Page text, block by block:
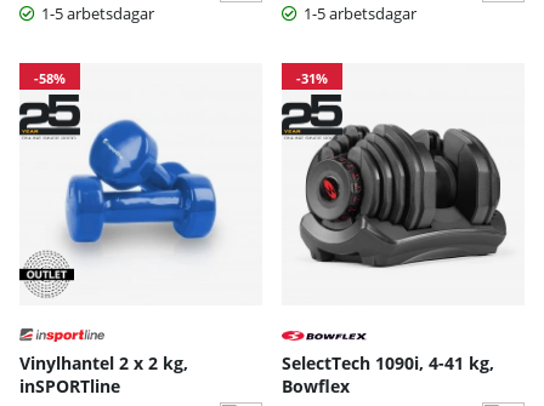
1-5 arbetsdagar
1-5 arbetsdagar
-58%
Vinylhantel 2 x 2 kg,
inSPORTline
-31%
SelectTech 1090i, 4-41 kg,
Bowflex